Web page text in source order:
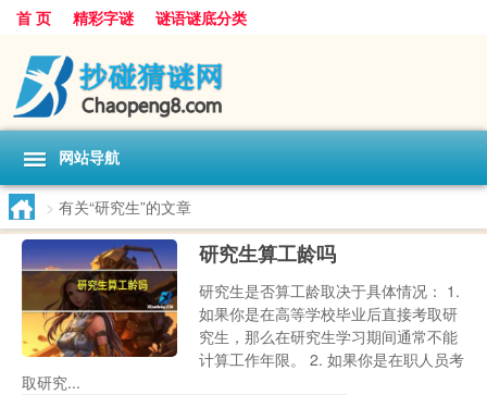
首 页 精彩字谜 谜语谜底分类
网站导航
> 有关“研究生”的文章
研究生算工龄吗
研究生是否算工龄取决于具体情况： 1.
如果你是在高等学校毕业后直接考取研
究生，那么在研究生学习期间通常不能
计算工作年限。 2. 如果你是在职人员考
取研究...